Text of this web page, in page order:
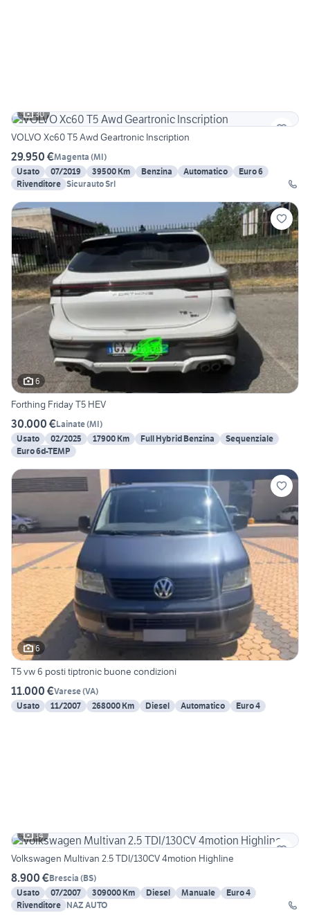
30
VOLVO Xc60 T5 Awd Geartronic Inscription
29.950 €Magenta (MI)
Usato
07/2019 39500 Km Benzina Automatico
Euro 6
Rivenditore Sicurauto Srl
6
Forthing Friday T5 HEV
30.000 €Lainate(MI)
Usato
02/2025 17900 Km Full Hybrid Benzina
Sequenziale
Euro 6d-TEMP
6
T5 vw 6 posti tiptronic buone condizioni
11.000 €Varese(VA)
Usato
11/2007 268000 Km Diesel Automatico Euro 4
14
Volkswagen Multivan 2.5 TDI/130CV 4motion Highline
8.900 €Brescia (BS)
Usato
07/2007 309000 Km Diesel Manuale
Euro 4
Rivenditore NAZ AUTO